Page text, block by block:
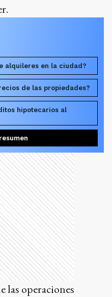
alquileres en la ciudad?
de las propiedades?
hipotecarios al
las operaciones